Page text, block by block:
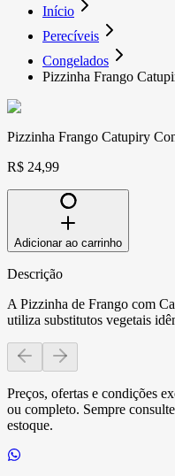
Início
Perecíveis
Congelados
Pizzinha Frango
Pizzinha Frango Catupiry
R$ 24,99
Adicionar ao carrinho
Descrição
A Pizzinha de Frango com
utiliza substitutos vegetais
Preços, ofertas e condições
ou completo. Sempre
estoque.